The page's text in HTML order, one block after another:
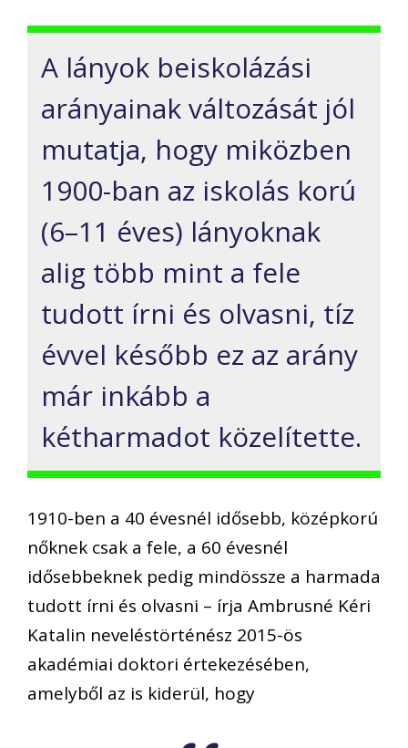
A lányok beiskolázási
arányainak változását jól
mutatja, hogy miközben
1900-ban az iskolás korú
(6–11 éves) lányoknak
alig több mint a fele
tudott írni és olvasni, tíz
évvel később ez az arány
már inkább a
kétharmadot közelítette.
1910-ben a 40 évesnél idősebb, középkorú
nőknek csak a fele, a 60 évesnél
idősebbeknek pedig mindössze a harmada
tudott írni és olvasni – írja Ambrusné Kéri
Katalin neveléstörténész 2015-ös
akadémiai doktori értekezésében,
amelyből az is kiderül, hogy